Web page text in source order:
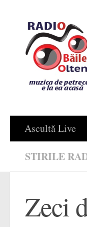
Ascultă Live
STIRILE
Zeci